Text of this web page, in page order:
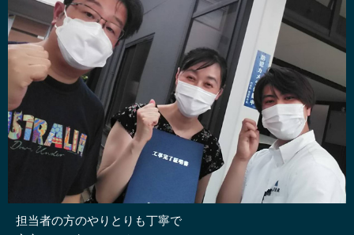
担当者の方のやりとりも丁寧で